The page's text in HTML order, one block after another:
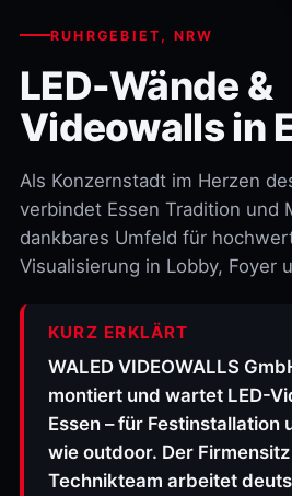
RUHRGEBIET, NRW
LED-Wände &
Videowalls in
Als Konzernstadt im Herzen
verbindet Essen Tradition und
dankbares Umfeld für
Visualisierung in Lobby, Foyer
KURZ ERKLÄRT
WALED VIDEOWALLS
montiert und wartet LED-
Essen – für Festinstallation
wie outdoor. Der
Technikteam arbeitet